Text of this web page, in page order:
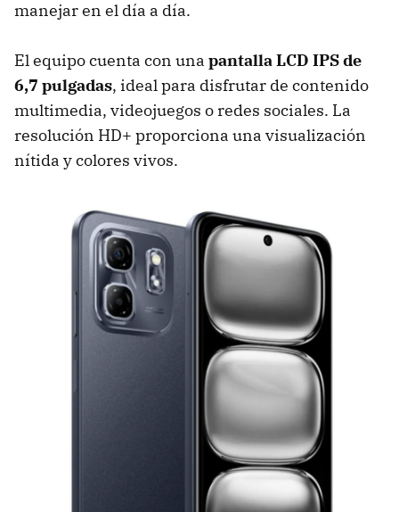
manejar en el día a día.
El equipo cuenta con una pantalla LCD IPS de
6,7 pulgadas, ideal para disfrutar de contenido
multimedia, videojuegos o redes sociales. La
resolución HD+ proporciona una visualización
nítida y colores vivos.